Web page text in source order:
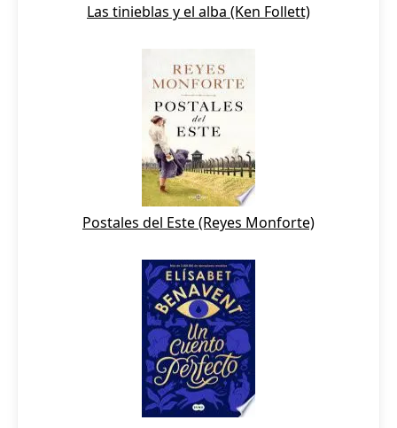
Las tinieblas y el alba (Ken Follett)
Postales del Este (Reyes Monforte)